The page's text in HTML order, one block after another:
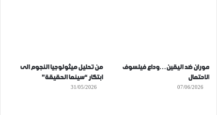
موران ضد اليقين…وداع فيلسوف
الاحتمال
07/06/2026
من تحليل ميثولوجيا النجوم الى
ابتكار “سينما الحقيقة”
31/05/2026